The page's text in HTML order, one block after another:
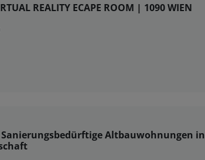
REALITY ECAPE ROOM | 1090 WIEN
Altbauwohnungen in